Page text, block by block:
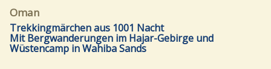
Oman
Trekkingmärchen aus 1001 Nacht
Mit Bergwanderungen im Hajar-Gebirge und
Wüstencamp in Wahiba Sands